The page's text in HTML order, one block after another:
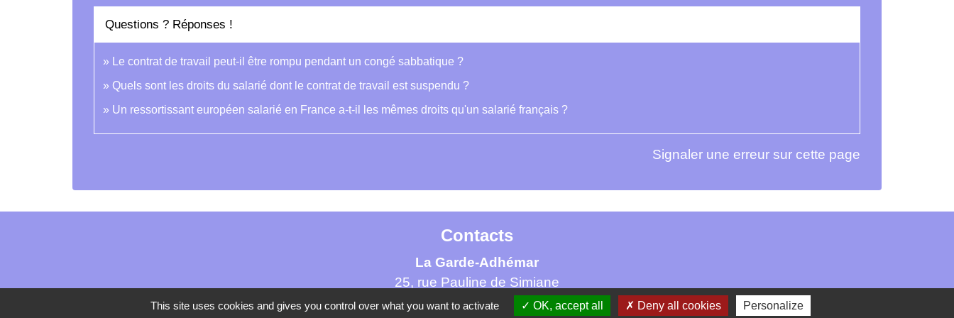
Questions ? Réponses !
Le contrat de travail peut-il être rompu pendant un congé sabbatique ?
Quels sont les droits du salarié dont le contrat de travail est suspendu ?
Un ressortissant européen salarié en France a-t-il les mêmes droits qu'un salarié français ?
Signaler une erreur sur cette page
Contacts
La Garde-Adhémar
25, rue Pauline de Simiane
26700 La Garde-Adhémar - FRANCE
This site uses cookies and gives you control over what you want to activate OK, accept all Deny all cookies Personalize